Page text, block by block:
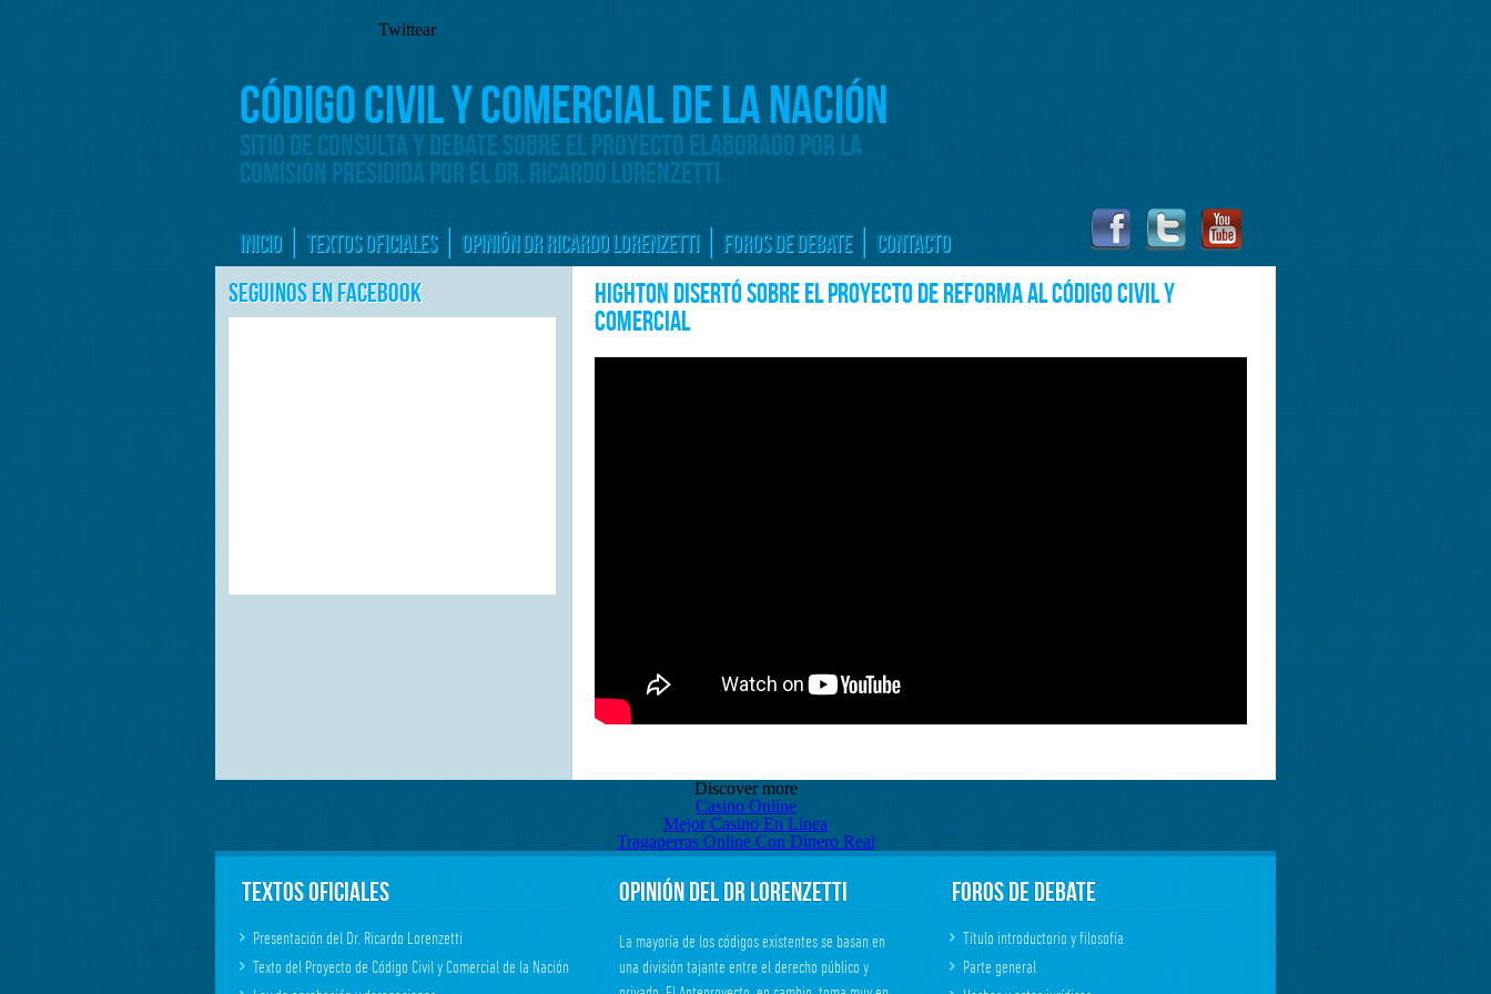
Twittear
CÓDIGO CIVIL Y COMERCIAL DE LA NACIÓN
SITIO DE CONSULTA Y DEBATE SOBRE EL PROYECTO ELABORADO POR LA
COMISIÓN PRESIDIDA POR EL DR. RICARDO LORENZETTI
INICIO TEXTOS OFICIALES OPINIÓN DR RICARDO LORENZETTI FOROS DE DEBATE CONTACTO
SEGUINOS EN FACEBOOK
Highton disertó sobre el proyecto de reforma al Código Civil y
Comercial
Discover more
Casino Online
Mejor Casino En Línea
Tragaperras Online Con Dinero Real
Textos Oficiales
Presentación del Dr. Ricardo Lorenzetti
Texto del Proyecto de Código Civil y Comercial de la Nación
Opinión del Dr Lorenzetti
La mayoría de los códigos existentes se basan en
una división tajante entre el derecho público y
FOROS DE DEBATE
Título introductorio y filosofía
Parte general